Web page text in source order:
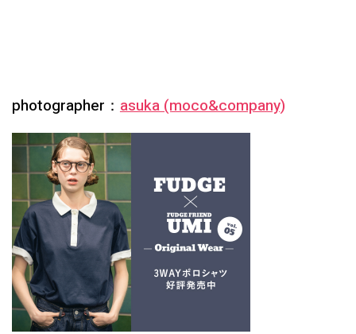
photographer： asuka (moco&company)